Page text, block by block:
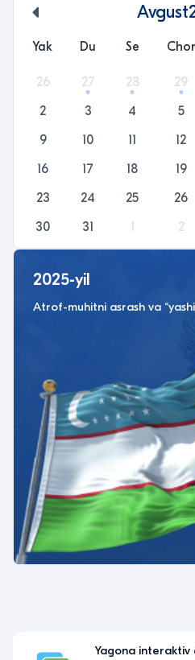
Avgust
Yak Du Se Chor
26 27 28 29
2
3 4 5
9
10 11 12
16
17 18 19
23
24 25 26
30
31 2
2025-yil
Atrof-muhitni asrash va
Yagona interaktiv